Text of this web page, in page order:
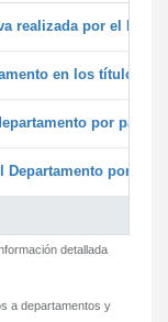
realizada por el
en los títulos de
por parte
por
detallada
a departamentos y